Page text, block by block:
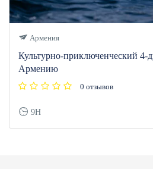
Армения
Культурно-приключенческий 4-
Армению
0 отзывов
9H